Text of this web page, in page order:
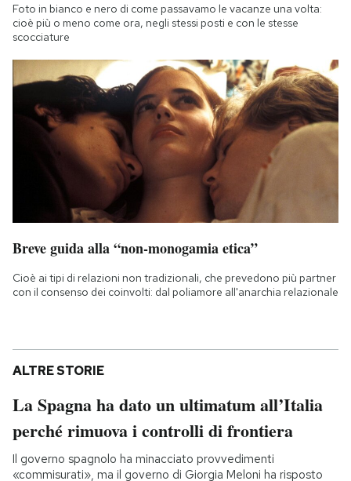
Foto in bianco e nero di come passavamo le vacanze una volta:
cioè più o meno come ora, negli stessi posti e con le stesse
scocciature
Breve guida alla “non-monogamia etica”
Cioè ai tipi di relazioni non tradizionali, che prevedono più partner
con il consenso dei coinvolti: dal poliamore all'anarchia relazionale
ALTRE STORIE
La Spagna ha dato un ultimatum all’Italia
perché rimuova i controlli di frontiera
Il governo spagnolo ha minacciato provvedimenti
«commisurati», ma il governo di Giorgia Meloni ha risposto